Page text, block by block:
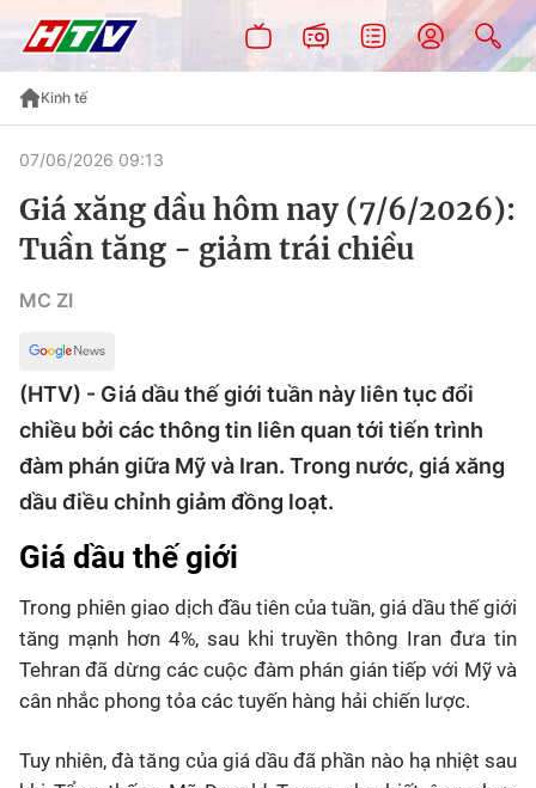
Kinh tế
07/06/2026 09:13
Giá xăng dầu hôm nay (7/6/2026):
Tuần tăng - giảm trái chiều
MC ZI
(HTV) - Giá dầu thế giới tuần này liên tục đổi
chiều bởi các thông tin liên quan tới tiến trình
đàm phán giữa Mỹ và Iran. Trong nước, giá xăng
dầu điều chỉnh giảm đồng loạt.
Giá dầu thế giới
Trong phiên giao dịch đầu tiên của tuần, giá dầu thế giới
tăng mạnh hơn 4%, sau khi truyền thông Iran đưa tin
Tehran đã dừng các cuộc đàm phán gián tiếp với Mỹ và
cân nhắc phong tỏa các tuyến hàng hải chiến lược.
Tuy nhiên, đà tăng của giá dầu đã phần nào hạ nhiệt sau